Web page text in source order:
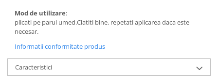
Mod de utilizare:
plicati pe parul umed.Clatiti bine. repetati aplicarea daca este
necesar.
Informatii conformitate produs
Caracteristici